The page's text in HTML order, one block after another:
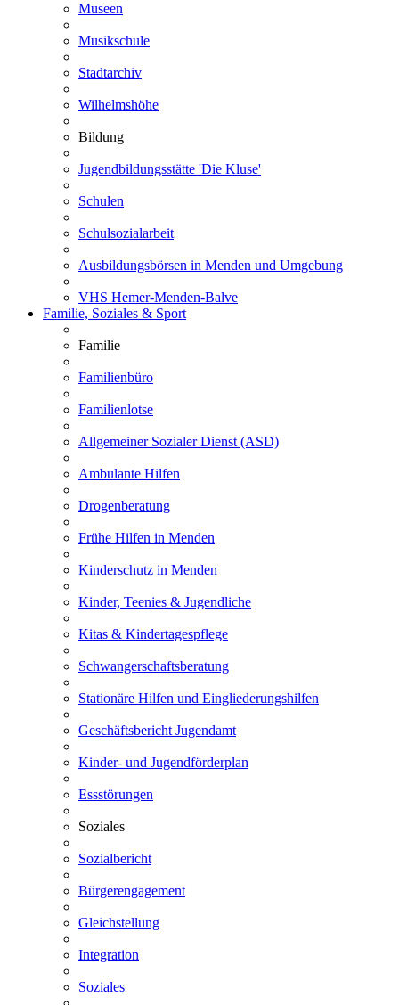
Museen
Musikschule
Stadtarchiv
Wilhelmshöhe
Bildung
Jugendbildungsstätte 'Die Kluse'
Schulen
Schulsozialarbeit
Ausbildungsbörsen in Menden und Umgebung
VHS Hemer-Menden-Balve
Familie, Soziales & Sport
Familie
Familienbüro
Familienlotse
Allgemeiner Sozialer Dienst (ASD)
Ambulante Hilfen
Drogenberatung
Frühe Hilfen in Menden
Kinderschutz in Menden
Kinder, Teenies & Jugendliche
Kitas & Kindertagespflege
Schwangerschaftsberatung
Stationäre Hilfen und Eingliederungshilfen
Geschäftsbericht Jugendamt
Kinder- und Jugendförderplan
Essstörungen
Soziales
Sozialbericht
Bürgerengagement
Gleichstellung
Integration
Soziales